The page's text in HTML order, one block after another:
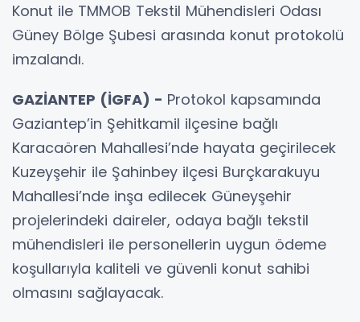
Konut ile TMMOB Tekstil Mühendisleri Odası
Güney Bölge Şubesi arasında konut protokolü
imzalandı.
GAZİANTEP (İGFA) - Protokol kapsamında
Gaziantep’in Şehitkamil ilçesine bağlı
Karacaören Mahallesi’nde hayata geçirilecek
Kuzeyşehir ile Şahinbey ilçesi Burçkarakuyu
Mahallesi’nde inşa edilecek Güneyşehir
projelerindeki daireler, odaya bağlı tekstil
mühendisleri ile personellerin uygun ödeme
koşullarıyla kaliteli ve güvenli konut sahibi
olmasını sağlayacak.